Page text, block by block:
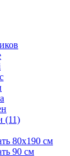
(11)
80х190 см
90 см